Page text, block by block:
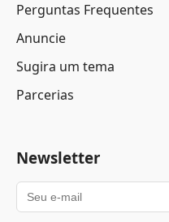
Perguntas Frequentes
Anuncie
Sugira um tema
Parcerias
Newsletter